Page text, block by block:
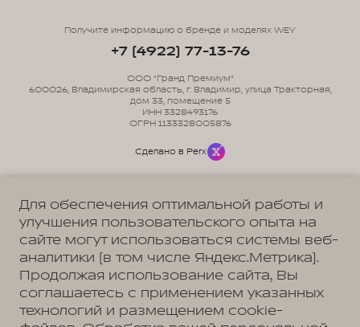
Политика обработки персональных данных
Согласие на коммуникацию
Согласие на предоставление персональных данных третьим лицам
Согласие на обработку ПД
Получите информацию о бренде и моделях WEY
+7 (4922) 77-13-76
ООО "Гранд Премиум"
600026, Владимирская область, г. Владимир, улица Тракторная,
дом 33, помещение 5
ИНН 3328493176
ОГРН 1133328005876
Сделано в Perx
Для обеспечения оптимальной работы и
улучшения пользовательского опыта на
сайте могут использоваться системы веб-
аналитики (в том числе Яндекс.Метрика).
Продолжая использование сайта, Вы
соглашаетесь с применением указанных
технологий и размещением cookie-